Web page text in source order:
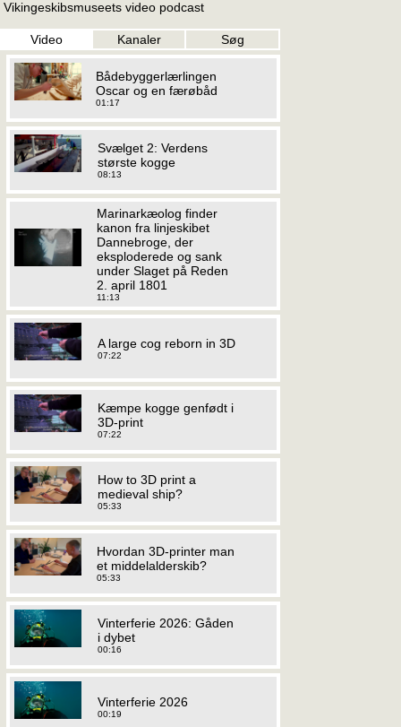
Vikingeskibsmuseets video podcast
Video Kanaler Søg
Bådebyggerlærlingen
Oscar og en færøbåd
01:17
Svælget 2: Verdens
største kogge
08:13
Marinarkæolog finder
kanon fra linjeskibet
Dannebroge, der
eksploderede og sank
under Slaget på Reden
2. april 1801
11:13
A large cog reborn in 3D
07:22
Kæmpe kogge genfødt i
3D-print
07:22
How to 3D print a
medieval ship?
05:33
Hvordan 3D-printer man
et middelalderskib?
05:33
Vinterferie 2026: Gåden
i dybet
00:16
Vinterferie 2026
00:19